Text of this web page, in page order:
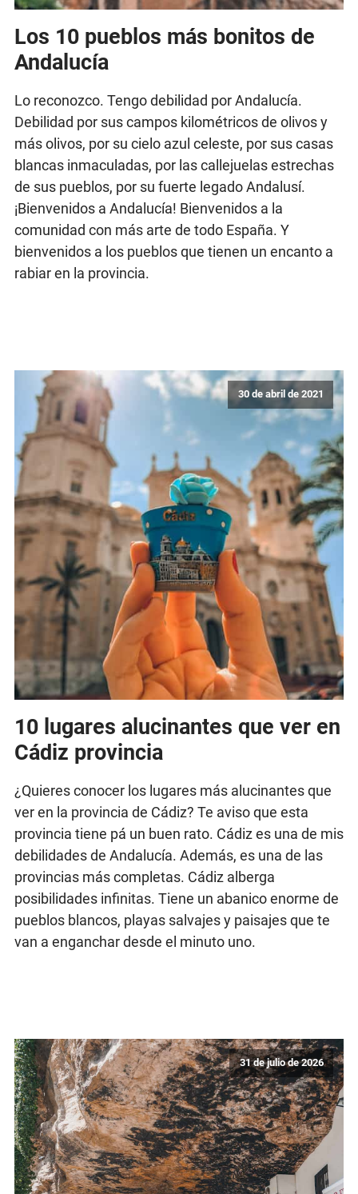
Los 10 pueblos más bonitos de
Andalucía
Lo reconozco. Tengo debilidad por Andalucía.
Debilidad por sus campos kilométricos de olivos y
más olivos, por su cielo azul celeste, por sus casas
blancas inmaculadas, por las callejuelas estrechas
de sus pueblos, por su fuerte legado Andalusí.
¡Bienvenidos a Andalucía! Bienvenidos a la
comunidad con más arte de todo España. Y
bienvenidos a los pueblos que tienen un encanto a
rabiar en la provincia.
30 de abril de 2021
10 lugares alucinantes que ver en
Cádiz provincia
¿Quieres conocer los lugares más alucinantes que
ver en la provincia de Cádiz? Te aviso que esta
provincia tiene pá un buen rato. Cádiz es una de mis
debilidades de Andalucía. Además, es una de las
provincias más completas. Cádiz alberga
posibilidades infinitas. Tiene un abanico enorme de
pueblos blancos, playas salvajes y paisajes que te
van a enganchar desde el minuto uno.
31 de julio de 2026